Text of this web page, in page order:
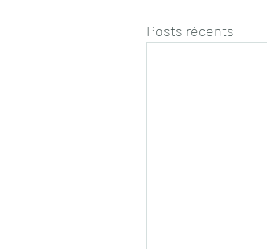
Posts récents